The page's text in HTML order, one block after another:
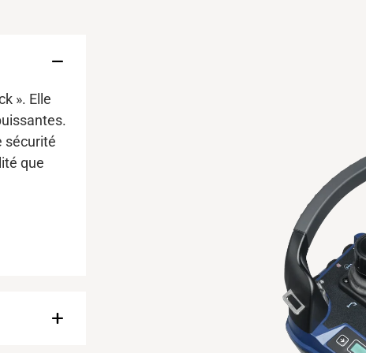
». Elle
sécurité
que